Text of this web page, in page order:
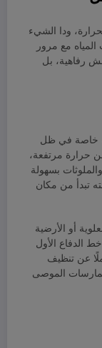
ودا الشيء
مع مرور
رفاهية، بل
خاصة في ظل
من حرارة مرتفعة،
بسهولة
تبدأ من مكان
أو الأرضية
خط الدفاع الأول
عن تنظيف
الموصى